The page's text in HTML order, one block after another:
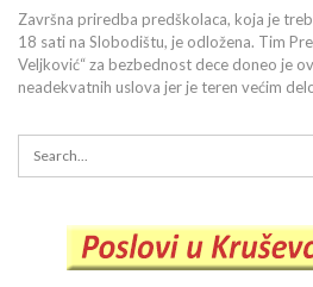
Završna priredba predškolaca, koja je
18 sati na Slobodištu, je odložena. Tim
Veljković“ za bezbednost dece doneo je
neadekvatnih uslova jer je teren većim